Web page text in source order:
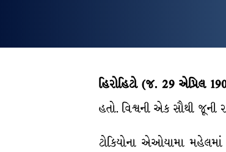
હિરોહિટો (જ. 29 એપ્રિલ
હતો. વિશ્વની એક સૌથી જૂની
ટોકિયોના એઓયામા